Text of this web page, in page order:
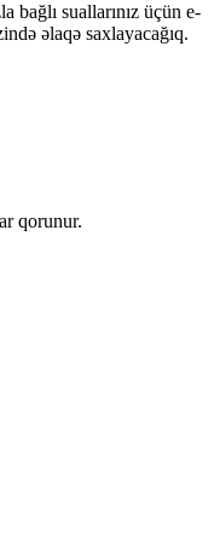
bağlı suallarınız üçün e-
əlaqə saxlayacağıq.
qorunur.